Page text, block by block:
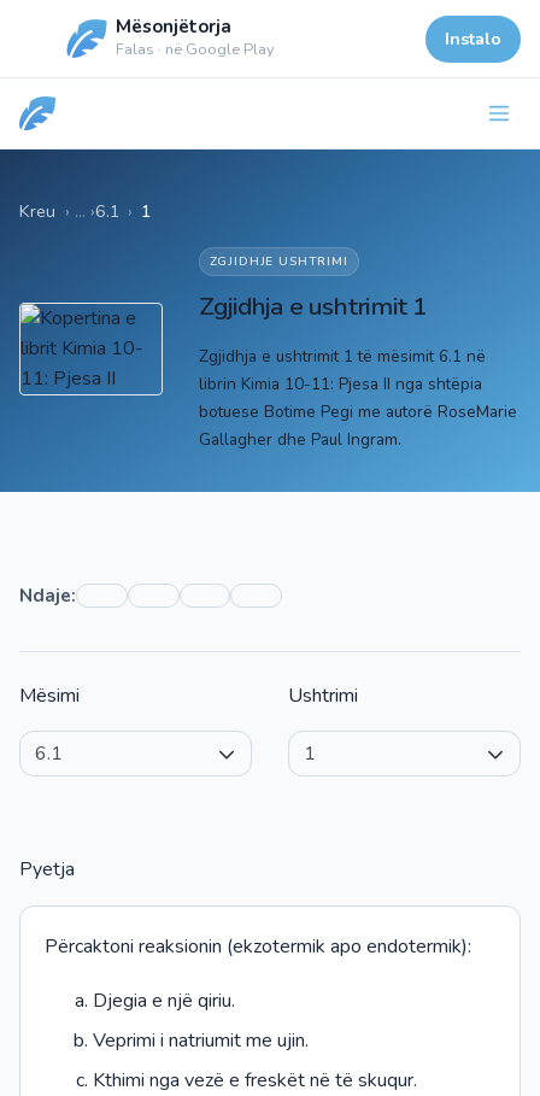
Mësonjëtorja
Falas · në Google Play Instalo
Kreu 6.1 › 1
ZGJIDHJE USHTRIMI
Zgjidhja e ushtrimit 1
Zgjidhja e ushtrimit 1 të mësimit 6.1 në
librin Kimia 10-11: Pjesa II nga shtëpia
botuese Botime Pegi me autorë RoseMarie
Gallagher dhe Paul Ingram.
Ndaje:
Mësimi Ushtrimi
Pyetja
Përcaktoni reaksionin (ekzotermik apo endotermik):
Djegia e një qiriu.
Veprimi i natriumit me ujin.
Kthimi nga vezë e freskët në të skuqur.